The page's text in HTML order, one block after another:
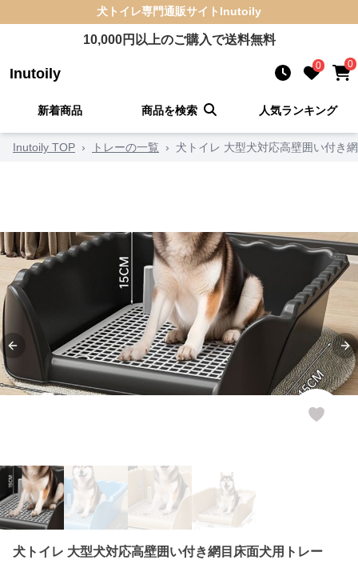
犬トイレ専門通販サイト Inutoily
10,000円以上のご購入で送料無料
Inutoily 0 0
新着商品 商品を検索 人気ランキング
Inutoily TOP › トレーの一覧 › 犬トイレ 大型犬対応高壁囲い付き
Previous slide
犬トイレ 大型犬対応高壁囲い付き網目床面犬用トレー